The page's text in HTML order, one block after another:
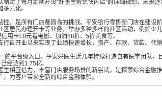
了每月定期开设“好医生解忧快闪店”的详细规划，未来还
元化。
是所有门店都面临的挑战。平安银行零售新门店在建设
居民办理开卡等业务，举办多种多样的社区活动，例如少
信用卡10元看电影、加油88折、5折美食等。
开业以来实现了业绩快速增长，资产、存款、贷款、代
的平台级入口。平安好医生近几年持续打造自有医学团队，
经达到1.75亿。
互借力，丰富门店服务场景的新尝试，是探索综合金融
为客户带来全新的综合金融体验。